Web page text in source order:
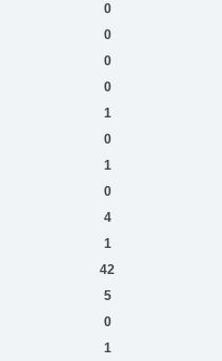
0
0
0
0
1
0
1
0
4
1
42
5
0
1